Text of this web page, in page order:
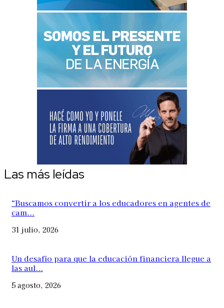
Las más leídas
“Buscamos convertir a los educadores en agentes de
cam...
31 julio, 2026
Un desafío para que la educación financiera llegue a
las aul...
5 agosto, 2026